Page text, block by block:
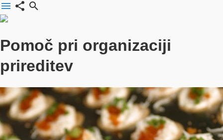
menu share search
Pomoč pri organizaciji
prireditev